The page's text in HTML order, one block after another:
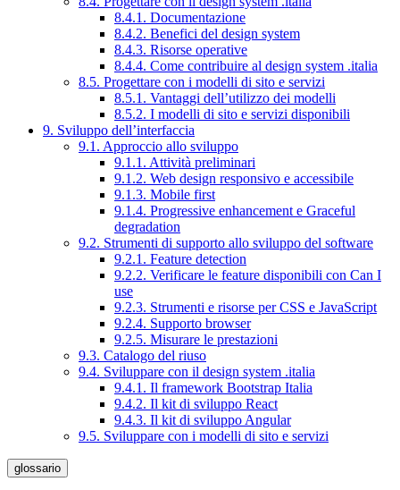
8.4.1. Documentazione
8.4.2. Benefici del design system
8.4.3. Risorse operative
8.4.4. Come contribuire al design system .italia
8.5. Progettare con i modelli di sito e servizi
8.5.1. Vantaggi dell’utilizzo dei modelli
8.5.2. I modelli di sito e servizi disponibili
9. Sviluppo dell’interfaccia
9.1. Approccio allo sviluppo
9.1.1. Attività preliminari
9.1.2. Web design responsivo e accessibile
9.1.3. Mobile first
9.1.4. Progressive enhancement e Graceful
degradation
9.2. Strumenti di supporto allo sviluppo del software
9.2.1. Feature detection
9.2.2. Verificare le feature disponibili con Can I
use
9.2.3. Strumenti e risorse per CSS e JavaScript
9.2.4. Supporto browser
9.2.5. Misurare le prestazioni
9.3. Catalogo del riuso
9.4. Sviluppare con il design system .italia
9.4.1. Il framework Bootstrap Italia
9.4.2. Il kit di sviluppo React
9.4.3. Il kit di sviluppo Angular
9.5. Sviluppare con i modelli di sito e servizi
glossario